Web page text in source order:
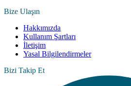
Bize Ulaşın
Hakkımızda
Kullanım Şartları
İletişim
Yasal Bilgilendirmeler
Bizi Takip Et